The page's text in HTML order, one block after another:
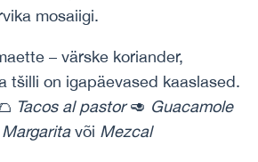
mosaiigi.
– värske koriander,
tšilli on igapäevased kaaslased.
Tacos al pastor🥑 Guacamole
Margaritavõi Mezcal